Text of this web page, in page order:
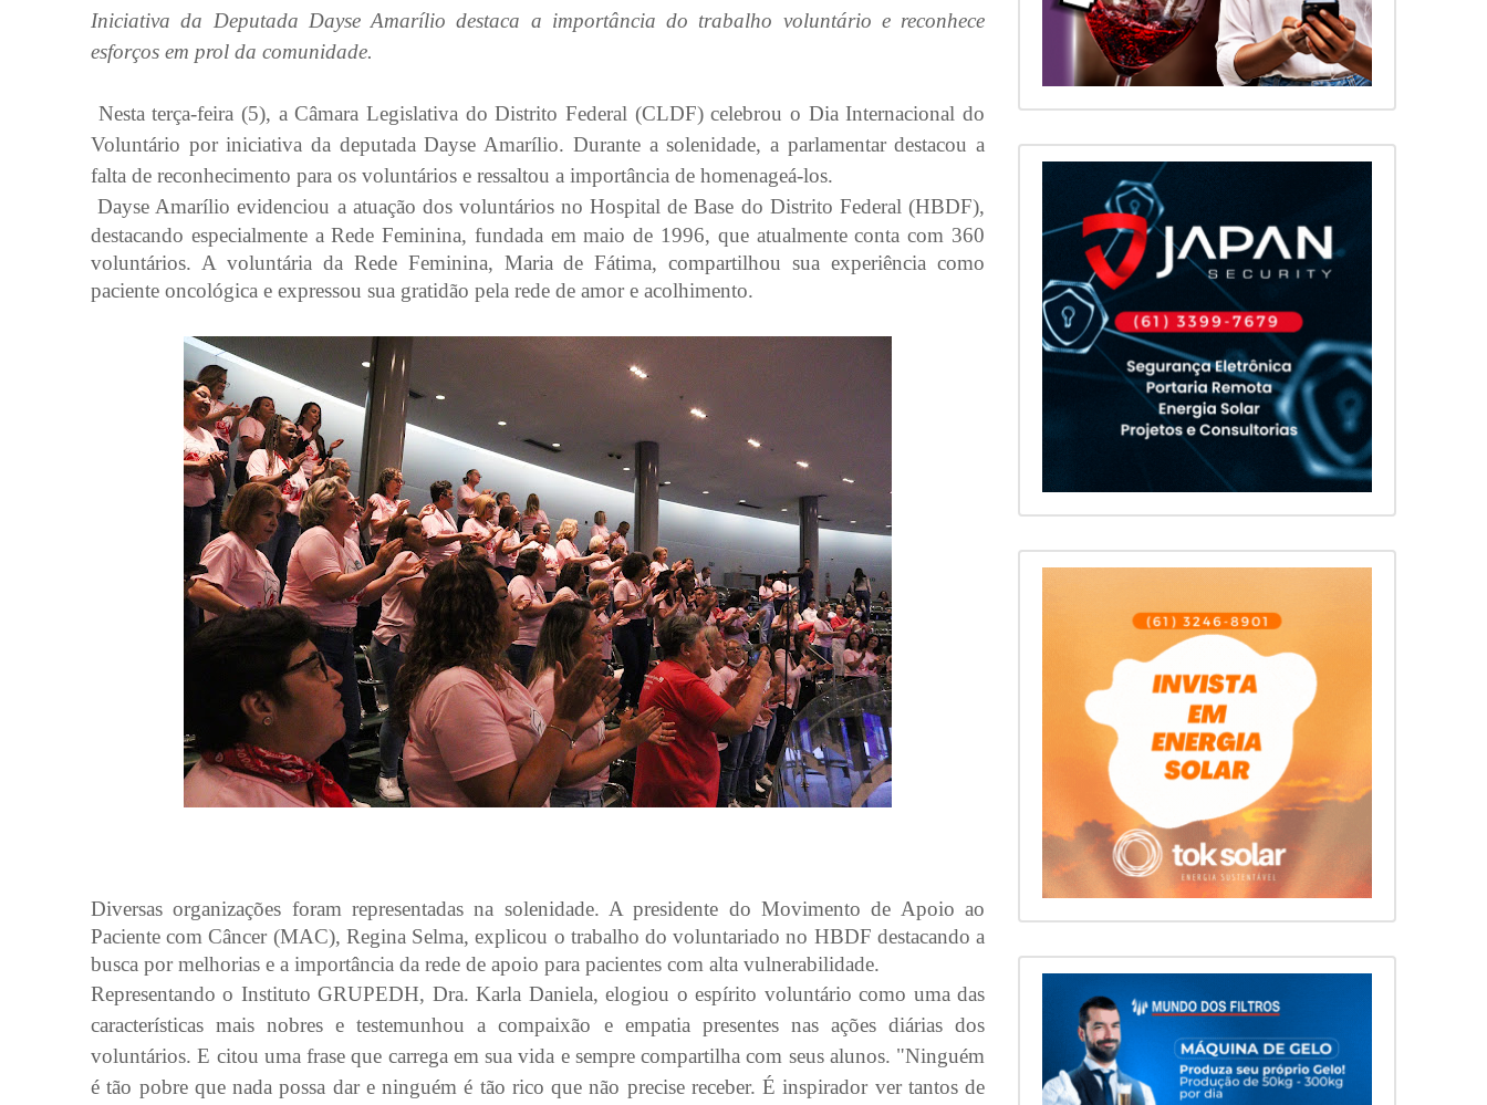
Iniciativa da Deputada Dayse Amarílio destaca a importância do trabalho voluntário e reconhece
esforços em prol da comunidade.
Nesta terça-feira (5), a Câmara Legislativa do Distrito Federal (CLDF) celebrou o Dia Internacional do
Voluntário por iniciativa da deputada Dayse Amarílio. Durante a solenidade, a parlamentar destacou a
falta de reconhecimento para os voluntários e ressaltou a importância de homenageá-los.
Dayse Amarílio evidenciou a atuação dos voluntários no Hospital de Base do Distrito Federal (HBDF),
destacando especialmente a Rede Feminina, fundada em maio de 1996, que atualmente conta com 360
voluntários. A voluntária da Rede Feminina, Maria de Fátima, compartilhou sua experiência como
paciente oncológica e expressou sua gratidão pela rede de amor e acolhimento.
Diversas organizações foram representadas na solenidade. A presidente do Movimento de Apoio ao
Paciente com Câncer (MAC), Regina Selma, explicou o trabalho do voluntariado no HBDF destacando a
busca por melhorias e a importância da rede de apoio para pacientes com alta vulnerabilidade.
Representando o Instituto GRUPEDH, Dra. Karla Daniela, elogiou o espírito voluntário como uma das
características mais nobres e testemunhou a compaixão e empatia presentes nas ações diárias dos
voluntários. E citou uma frase que carrega em sua vida e sempre compartilha com seus alunos. "Ninguém
é tão pobre que nada possa dar e ninguém é tão rico que não precise receber. É inspirador ver tantos de